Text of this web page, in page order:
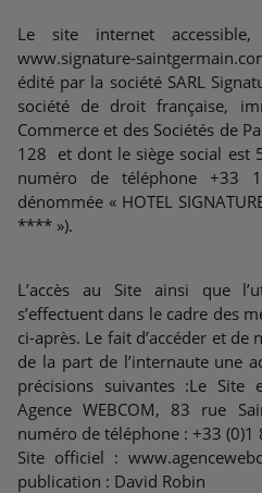
Le site internet accessible,
www.signature-
édité par la société SARL
société de droit française,
Commerce et des Sociétés de
128 et dont le siège social est
numéro de téléphone +33
dénommée « HOTEL
**** »).
L’accès au Site ainsi que
s’effectuent dans le cadre des
ci-après. Le fait d’accéder et
de la part de l’internaute une
précisions suivantes :Le Site
Agence WEBCOM, 83 rue
numéro de téléphone : +33 (0)1
Site officiel :
publication : David Robin